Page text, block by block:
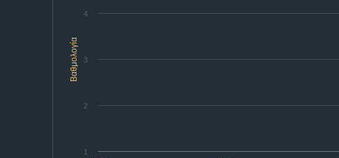
Βαθμολογία
1
2
3
4